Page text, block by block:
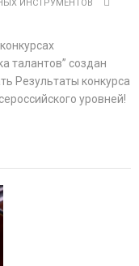
ИНСТРУМЕНТОВ
талантов” создан
Результаты конкурса
уровней!